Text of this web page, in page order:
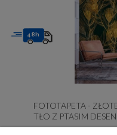
FOTOTAPETA -
TŁO Z PTASIM
48h